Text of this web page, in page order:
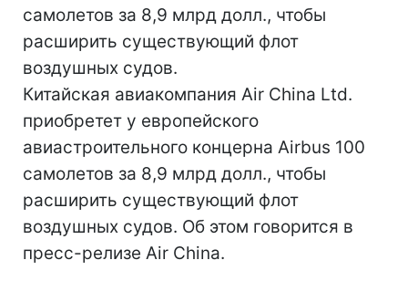
самолетов за 8,9 млрд долл., чтобы
расширить существующий флот
воздушных судов.
Китайская авиакомпания Air China Ltd.
приобретет у европейского
авиастроительного концерна Airbus 100
самолетов за 8,9 млрд долл., чтобы
расширить существующий флот
воздушных судов. Об этом говорится в
пресс-релизе Air China.